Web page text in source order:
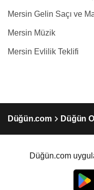
Mersin Gelin Saçı ve
Mersin Müzik
Mersin Evlilik Teklifi
Düğün.com Düğün
Düğün.com